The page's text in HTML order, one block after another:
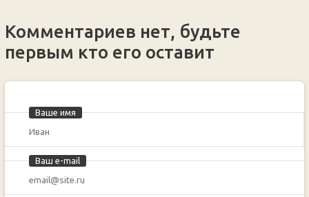
Комментариев нет, будьте
первым кто его оставит
Ваше имя
Ваш e-mail